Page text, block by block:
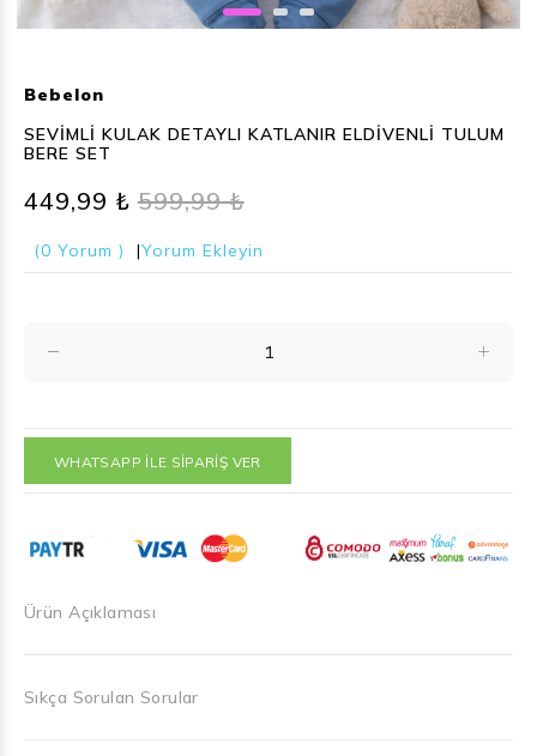
Bebelon
SEVİMLİ KULAK DETAYLI KATLANIR ELDİVENLİ TULUM
BERE SET
449,99 ₺ 599,99 ₺
(0 Yorum ) |Yorum Ekleyin
WHATSAPP İLE SİPARİŞ VER
Ürün Açıklaması
Sıkça Sorulan Sorular